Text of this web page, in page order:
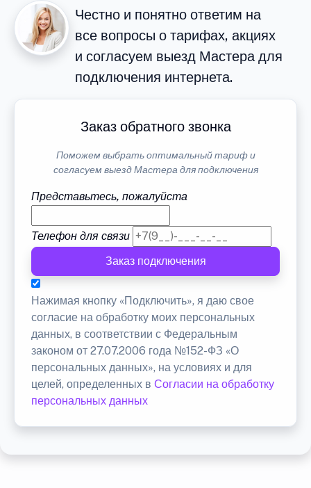
Честно и понятно ответим на
все вопросы о тарифах, акциях
и согласуем выезд Мастера для
подключения интернета.
Заказ обратного звонка
Поможем выбрать оптимальный тариф и
согласуем выезд Мастера для подключения
Представьтесь, пожалуйста
Телефон для связи
Заказ подключения
Нажимая кнопку «Подключить», я даю свое
согласие на обработку моих персональных
данных, в соответствии с Федеральным
законом от 27.07.2006 года №152-ФЗ «О
персональных данных», на условиях и для
целей, определенных в Согласии на обработку
персональных данных